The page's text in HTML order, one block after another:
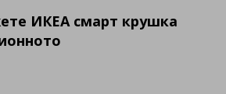
ИКЕА смарт крушка